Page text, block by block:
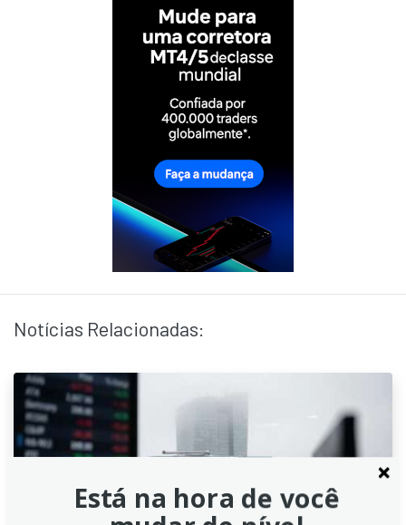
Notícias Relacionadas:
Está na hora de você